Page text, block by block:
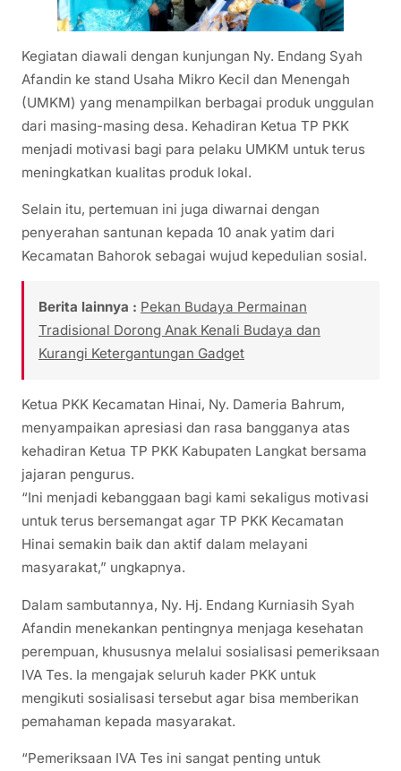
Kegiatan diawali dengan kunjungan Ny. Endang Syah
Afandin ke stand Usaha Mikro Kecil dan Menengah
(UMKM) yang menampilkan berbagai produk unggulan
dari masing-masing desa. Kehadiran Ketua TP PKK
menjadi motivasi bagi para pelaku UMKM untuk terus
meningkatkan kualitas produk lokal.
Selain itu, pertemuan ini juga diwarnai dengan
penyerahan santunan kepada 10 anak yatim dari
Kecamatan Bahorok sebagai wujud kepedulian sosial.
Berita lainnya : Pekan Budaya Permainan
Tradisional Dorong Anak Kenali Budaya dan
Kurangi Ketergantungan Gadget
Ketua PKK Kecamatan Hinai, Ny. Dameria Bahrum,
menyampaikan apresiasi dan rasa bangganya atas
kehadiran Ketua TP PKK Kabupaten Langkat bersama
jajaran pengurus.
“Ini menjadi kebanggaan bagi kami sekaligus motivasi
untuk terus bersemangat agar TP PKK Kecamatan
Hinai semakin baik dan aktif dalam melayani
masyarakat,” ungkapnya.
Dalam sambutannya, Ny. Hj. Endang Kurniasih Syah
Afandin menekankan pentingnya menjaga kesehatan
perempuan, khususnya melalui sosialisasi pemeriksaan
IVA Tes. Ia mengajak seluruh kader PKK untuk
mengikuti sosialisasi tersebut agar bisa memberikan
pemahaman kepada masyarakat.
“Pemeriksaan IVA Tes ini sangat penting untuk